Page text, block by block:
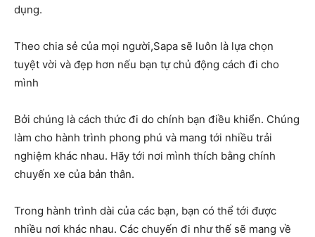
dụng.
Theo chia sẻ của mọi người,Sapa sẽ luôn là lựa chọn
tuyệt vời và đẹp hơn nếu bạn tự chủ động cách đi cho
mình
Bởi chúng là cách thức đi do chính bạn điều khiển. Chúng
làm cho hành trình phong phú và mang tới nhiều trải
nghiệm khác nhau. Hãy tới nơi mình thích bằng chính
chuyến xe của bản thân.
Trong hành trình dài của các bạn, bạn có thể tới được
nhiều nơi khác nhau. Các chuyến đi như thế sẽ mang về